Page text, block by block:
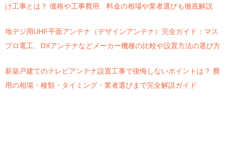
け工事とは？ 価格や工事費用、料金の相場や業者選びも徹底解説
地デジ用UHF平面アンテナ（デザインアンテナ）完全ガイド：マス
プロ電工、DXアンテナなどメーカー機種の比較や設置方法の選び方
新築戸建てのテレビアンテナ設置工事で後悔しないポイントは？ 費
用の相場・種類・タイミング・業者選びまで完全解説ガイド